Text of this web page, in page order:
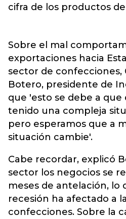
cifra de los productos
Sobre el mal
exportaciones hacia
sector de confecciones,
Botero, presidente de
que 'esto se debe a que
tenido una compleja
pero esperamos que a
situación cambie'.
Cabe recordar, explicó
sector los negocios se
meses de antelación, lo
recesión ha afectado a
confecciones. Sobre la